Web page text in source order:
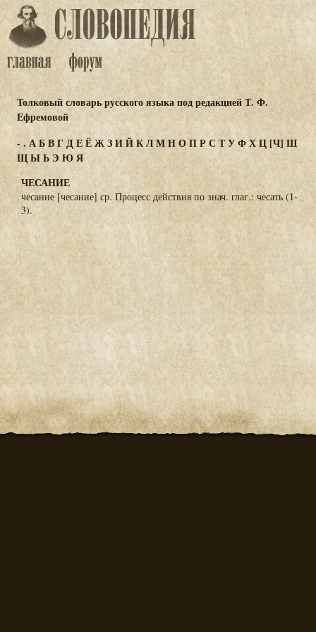
Толковый словарь русского языка под редакцией Т. Ф.
Ефремовой
- . АБВГДЕЁЖЗИЙКЛМНОПР С ТУФХЦ [Ч] Ш
ЩЫЬЭ ЮЯ
ЧЕСАНИЕ
чесание [чесание] ср. Процесс действия по знач. глаг.: чесать (1-
3).